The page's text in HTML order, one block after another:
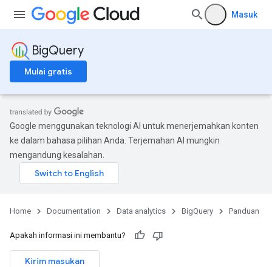
Masuk
BigQuery
Mulai gratis
Google menggunakan teknologi AI untuk menerjemahkan konten
ke dalam bahasa pilihan Anda. Terjemahan AI mungkin
mengandung kesalahan.
Home Documentation Data analytics BigQuery Panduan
Apakah informasi ini membantu?
Kirim masukan